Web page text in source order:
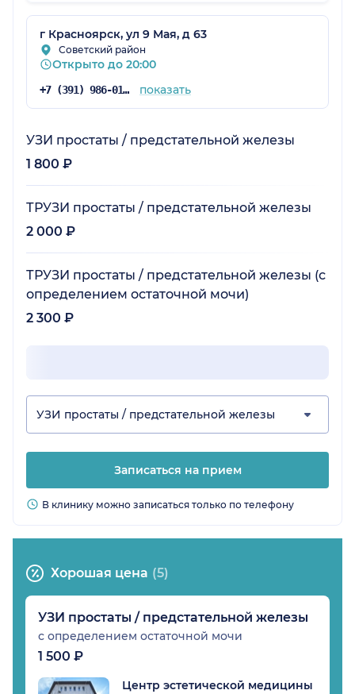
г Красноярск, ул 9 Мая, д 63
Советский район
Открыто до 20:00
+7 (391) 986-01-59 показать
УЗИ простаты / предстательной железы
1 800 ₽
ТРУЗИ простаты / предстательной железы
2 000 ₽
ТРУЗИ простаты / предстательной железы (с
определением остаточной мочи)
2 300 ₽
УЗИ простаты / предстательной железы
Записаться на прием
В клинику можно записаться только по телефону
Хорошая цена (5)
УЗИ простаты / предстательной железы
с определением остаточной мочи
1 500 ₽
Центр эстетической медицины